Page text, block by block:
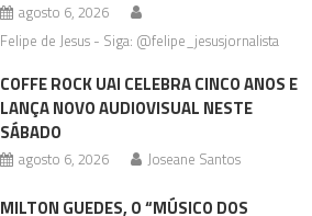
agosto 6, 2026
Felipe de Jesus - Siga: @felipe_jesusjornalista
COFFE ROCK UAI CELEBRA CINCO ANOS E
LANÇA NOVO AUDIOVISUAL NESTE
SÁBADO
agosto 6, 2026 Joseane Santos
MILTON GUEDES, O “MÚSICO DOS